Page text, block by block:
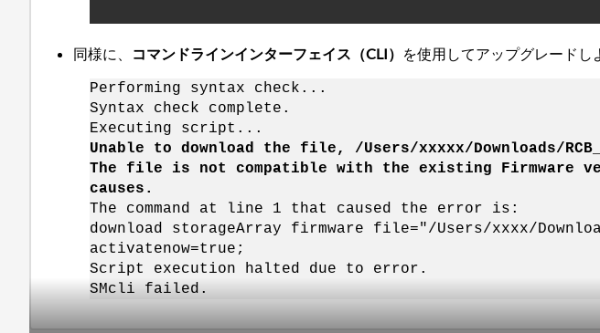
同様に、 コマンドラインインターフェイス（CLI） を使用してアップグレードし
Performing syntax check...
Syntax check complete.
Executing script...
Unable to download the file, /Users/xxxxx/Downloads/
The file is not compatible with the existing Firmware
causes.
The command at line 1 that caused the error is:
download storageArray firmware file="/Users/xxxx/
activatenow=true;
Script execution halted due to error.
SMcli failed.